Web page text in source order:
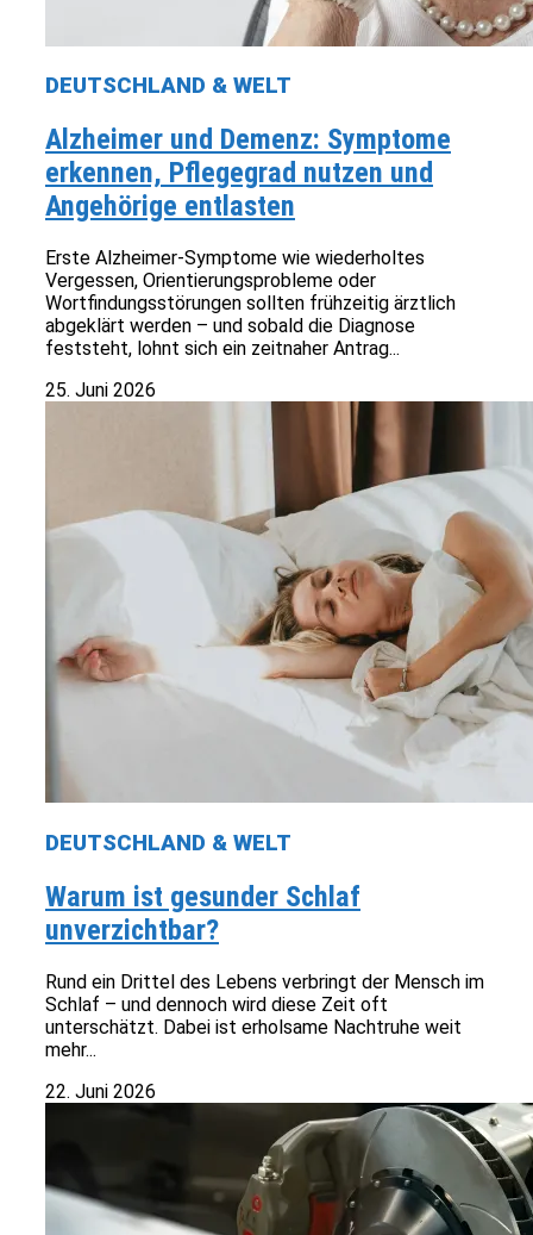
DEUTSCHLAND & WELT
Alzheimer und Demenz: Symptome
erkennen, Pflegegrad nutzen und
Angehörige entlasten
Erste Alzheimer-Symptome wie wiederholtes
Vergessen, Orientierungsprobleme oder
Wortfindungsstörungen sollten frühzeitig ärztlich
abgeklärt werden – und sobald die Diagnose
feststeht, lohnt sich ein zeitnaher Antrag...
25. Juni 2026
DEUTSCHLAND & WELT
Warum ist gesunder Schlaf
unverzichtbar?
Rund ein Drittel des Lebens verbringt der Mensch im
Schlaf – und dennoch wird diese Zeit oft
unterschätzt. Dabei ist erholsame Nachtruhe weit
mehr...
22. Juni 2026